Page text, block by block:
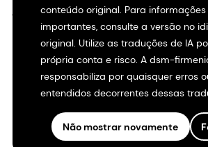
conteúdo original. Para informações
importantes, consulte a versão no
original. Utilize as traduções de IA
própria conta e risco. A dsm-
responsabiliza por quaisquer erros
entendidos decorrentes dessas
Não mostrar novamente
Transparência na Califórnia
Declaração de acessibilidade
Informações legais
Mapa do site